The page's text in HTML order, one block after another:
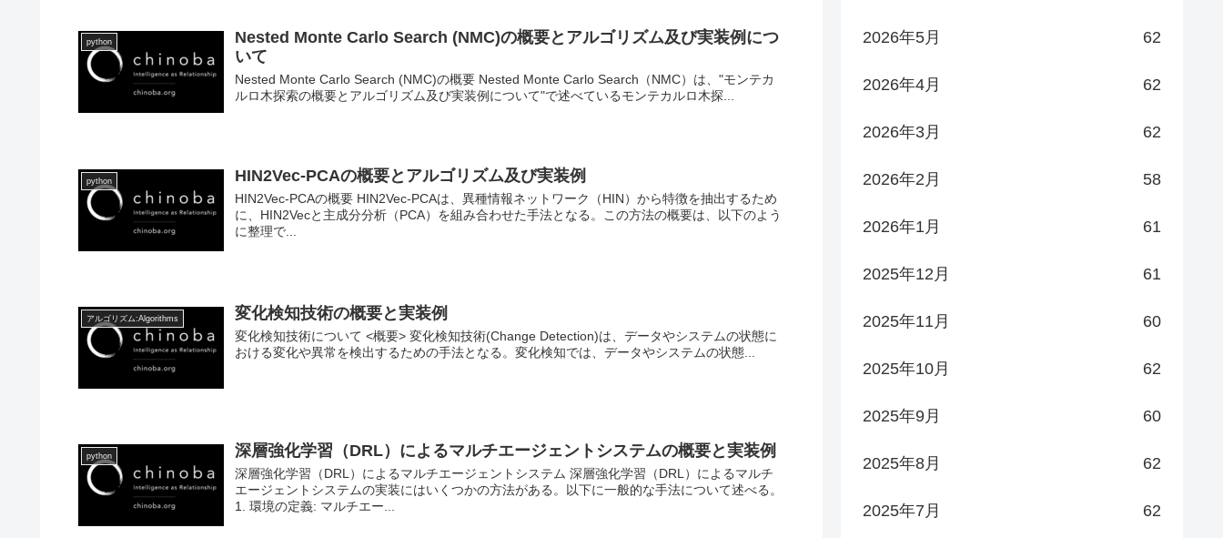
python
Nested Monte Carlo Search (NMC)の概要とアルゴリズム及び実装例につ
いて
Nested Monte Carlo Search (NMC)の概要 Nested Monte Carlo Search（NMC）は、"モンテカ
ルロ木探索の概要とアルゴリズム及び実装例について"で述べているモンテカルロ木探...
python HIN2Vec-PCAの概要とアルゴリズム及び実装例
HIN2Vec-PCAの概要 HIN2Vec-PCAは、異種情報ネットワーク（HIN）から特徴を抽出するため
に、HIN2Vecと主成分分析（PCA）を組み合わせた手法となる。この方法の概要は、以下のよう
に整理で...
アルゴリズム:Algorithms 変化検知技術の概要と実装例
変化検知技術について <概要> 変化検知技術(Change Detection)は、データやシステムの状態に
おける変化や異常を検出するための手法となる。変化検知では、データやシステムの状態...
python 深層強化学習（DRL）によるマルチエージェントシステムの概要と実装例
深層強化学習（DRL）によるマルチエージェントシステム 深層強化学習（DRL）によるマルチ
エージェントシステムの実装にはいくつかの方法がある。以下に一般的な手法について述べる。
1. 環境の定義: マルチエー...
2026年5月 62
2026年4月 62
2026年3月 62
2026年2月 58
2026年1月 61
2025年12月 61
2025年11月 60
2025年10月 62
2025年9月 60
2025年8月 62
2025年7月 62